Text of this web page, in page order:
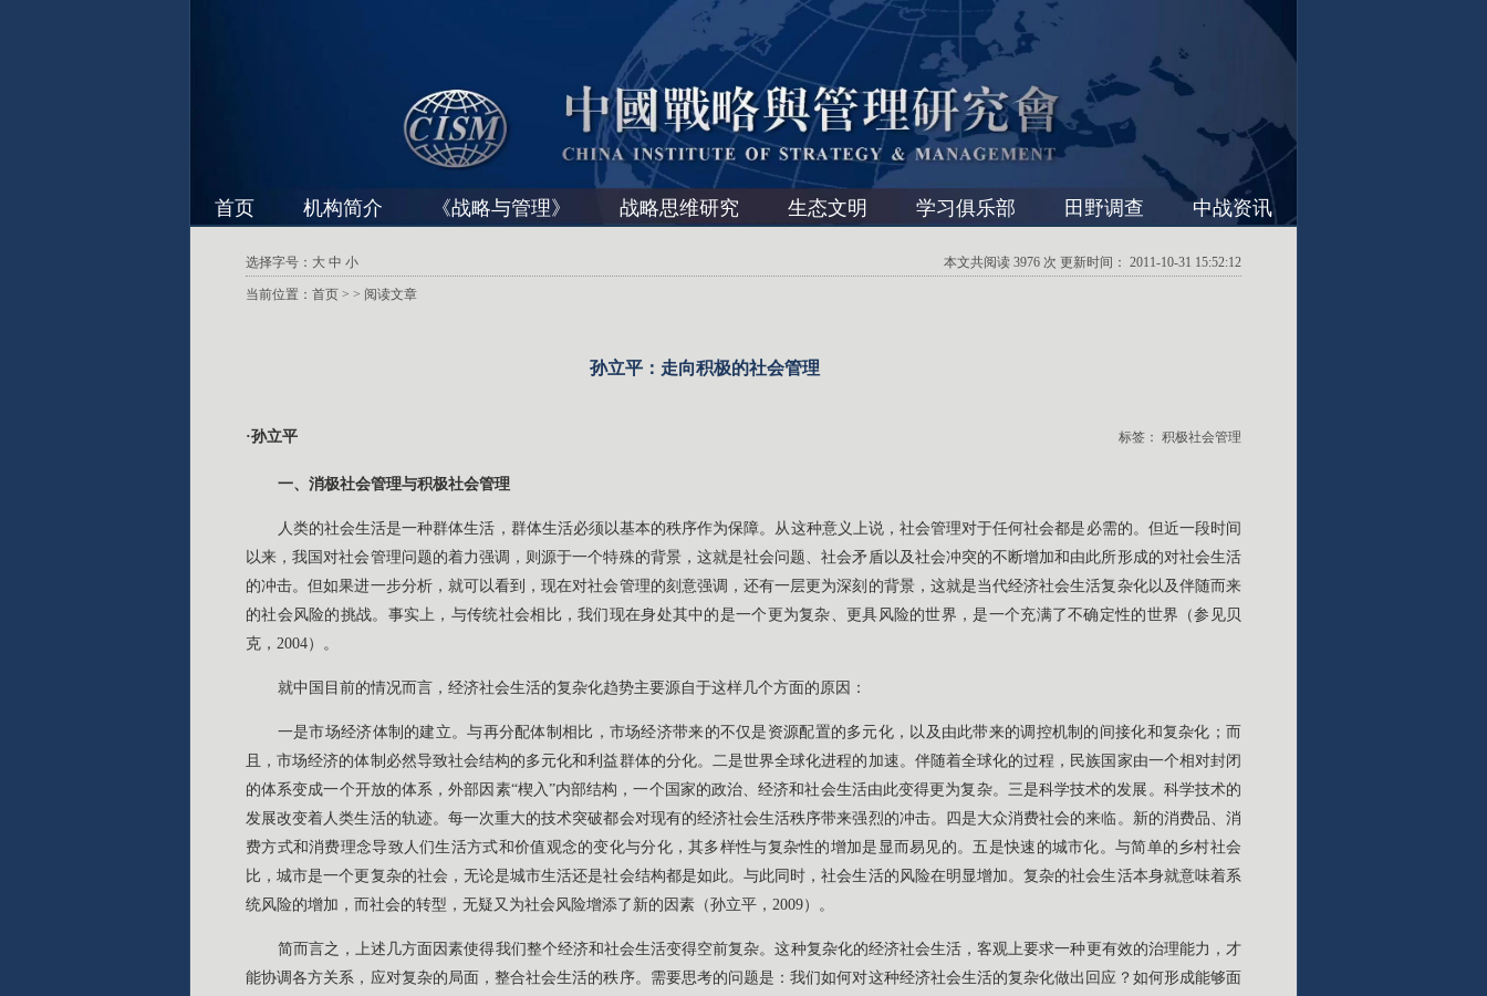
首页 机构简介 《战略与管理》 战略思维研究 生态文明 学习俱乐部 田野调查 中战资讯
选择字号： 大 中 小 本文共阅读 3976 次 更新时间： 2011-10-31 15:52:12
当前位置： 首页 > > 阅读文章
孙立平：走向积极的社会管理
·孙立平 标签： 积极社会管理
一、消极社会管理与积极社会管理
人类的社会生活是一种群体生活，群体生活必须以基本的秩序作为保障。从这种意义上说，社会管理对于任何社会都是必需的。但近一段时间
以来，我国对社会管理问题的着力强调，则源于一个特殊的背景，这就是社会问题、社会矛盾以及社会冲突的不断增加和由此所形成的对社会生活
的冲击。但如果进一步分析，就可以看到，现在对社会管理的刻意强调，还有一层更为深刻的背景，这就是当代经济社会生活复杂化以及伴随而来
的社会风险的挑战。事实上，与传统社会相比，我们现在身处其中的是一个更为复杂、更具风险的世界，是一个充满了不确定性的世界（参见贝
克，2004）。
就中国目前的情况而言，经济社会生活的复杂化趋势主要源自于这样几个方面的原因：
一是市场经济体制的建立。与再分配体制相比，市场经济带来的不仅是资源配置的多元化，以及由此带来的调控机制的间接化和复杂化；而
且，市场经济的体制必然导致社会结构的多元化和利益群体的分化。二是世界全球化进程的加速。伴随着全球化的过程，民族国家由一个相对封闭
的体系变成一个开放的体系，外部因素“楔入”内部结构，一个国家的政治、经济和社会生活由此变得更为复杂。三是科学技术的发展。科学技术的
发展改变着人类生活的轨迹。每一次重大的技术突破都会对现有的经济社会生活秩序带来强烈的冲击。四是大众消费社会的来临。新的消费品、消
费方式和消费理念导致人们生活方式和价值观念的变化与分化，其多样性与复杂性的增加是显而易见的。五是快速的城市化。与简单的乡村社会
比，城市是一个更复杂的社会，无论是城市生活还是社会结构都是如此。与此同时，社会生活的风险在明显增加。复杂的社会生活本身就意味着系
统风险的增加，而社会的转型，无疑又为社会风险增添了新的因素（孙立平，2009）。
简而言之，上述几方面因素使得我们整个经济和社会生活变得空前复杂。这种复杂化的经济社会生活，客观上要求一种更有效的治理能力，才
能协调各方关系，应对复杂的局面，整合社会生活的秩序。需要思考的问题是：我们如何对这种经济社会生活的复杂化做出回应？如何形成能够面